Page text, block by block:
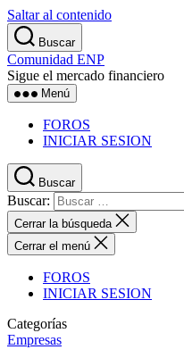
Saltar al contenido
Buscar
Comunidad ENP
Sigue el mercado financiero
Menú
FOROS
INICIAR SESION
Buscar
Buscar:
Cerrar la búsqueda
Cerrar el menú
FOROS
INICIAR SESION
Categorías
Empresas